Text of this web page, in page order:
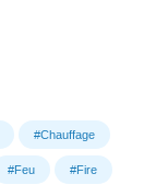
#Chauffage
#Feu #Fire